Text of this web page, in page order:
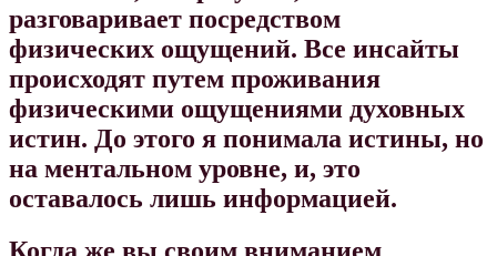
разговаривает посредством
физических ощущений. Все инсайты
происходят путем проживания
физическими ощущениями духовных
истин. До этого я понимала истины, но
на ментальном уровне, и, это
оставалось лишь информацией.